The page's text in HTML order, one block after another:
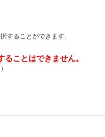
することができます。
ことはできません。